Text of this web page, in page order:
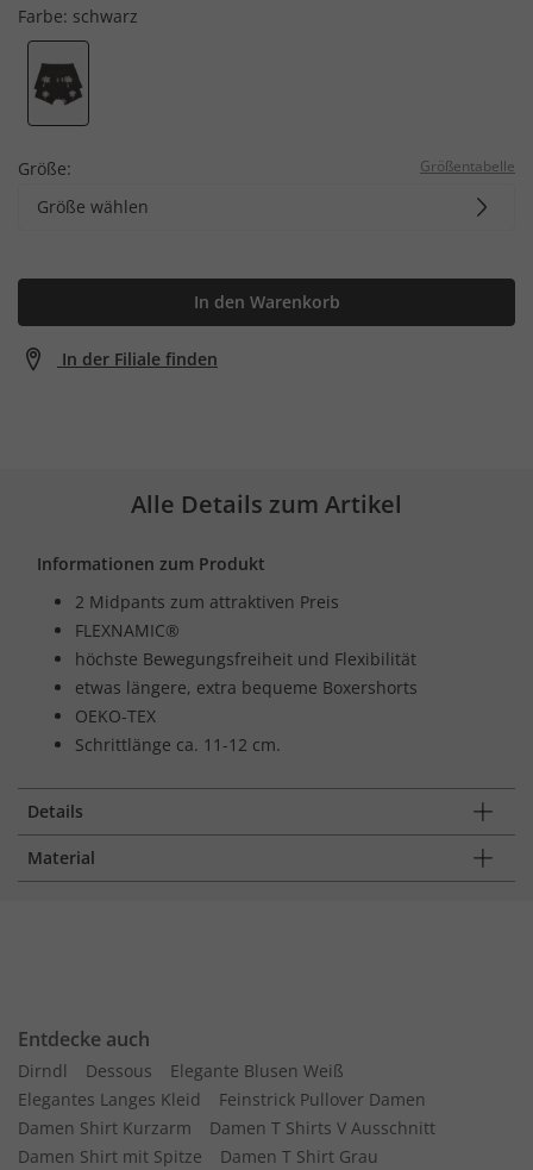
Farbe: schwarz
Größe: Größentabelle
Größe wählen
In den Warenkorb
In der Filiale finden
Alle Details zum Artikel
Informationen zum Produkt
2 Midpants zum attraktiven Preis
FLEXNAMIC®
höchste Bewegungsfreiheit und Flexibilität
etwas längere, extra bequeme Boxershorts
OEKO-TEX
Schrittlänge ca. 11-12 cm.
Details
Material
Entdecke auch
Dirndl Dessous
Elegante Blusen Weiß
Elegantes Langes Kleid
Feinstrick Pullover Damen
Damen Shirt Kurzarm
Damen T Shirts V Ausschnitt
Damen Shirt mit Spitze
Damen T Shirt Grau